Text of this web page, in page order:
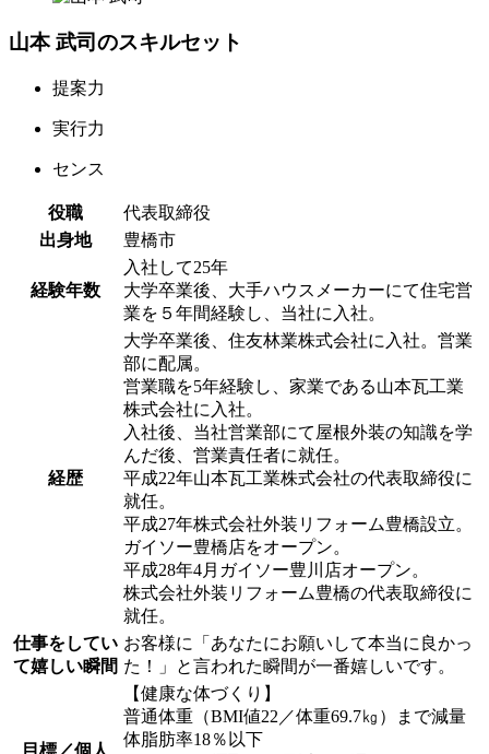
山本 武司のスキルセット
提案力
実行力
センス
役職
代表取締役
出身地
豊橋市
経験年数
入社して25年
大学卒業後、大手ハウスメーカーにて住宅営
業を５年間経験し、当社に入社。
経歴
大学卒業後、住友林業株式会社に入社。営業
部に配属。
営業職を5年経験し、家業である山本瓦工業
株式会社に入社。
入社後、当社営業部にて屋根外装の知識を学
んだ後、営業責任者に就任。
平成22年山本瓦工業株式会社の代表取締役に
就任。
平成27年株式会社外装リフォーム豊橋設立。
ガイソー豊橋店をオープン。
平成28年4月ガイソー豊川店オープン。
株式会社外装リフォーム豊橋の代表取締役に
就任。
仕事をしてい
て嬉しい瞬間
お客様に「あなたにお願いして本当に良かっ
た！」と言われた瞬間が一番嬉しいです。
【健康な体づくり】
普通体重（BMI値22／体重69.7㎏）まで減量
体脂肪率18％以下